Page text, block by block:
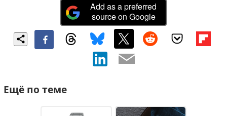
Add as a preferred
source on Google
Ещё по теме